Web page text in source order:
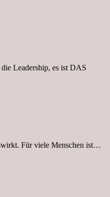
Leadership, es ist DAS
Für viele Menschen ist…